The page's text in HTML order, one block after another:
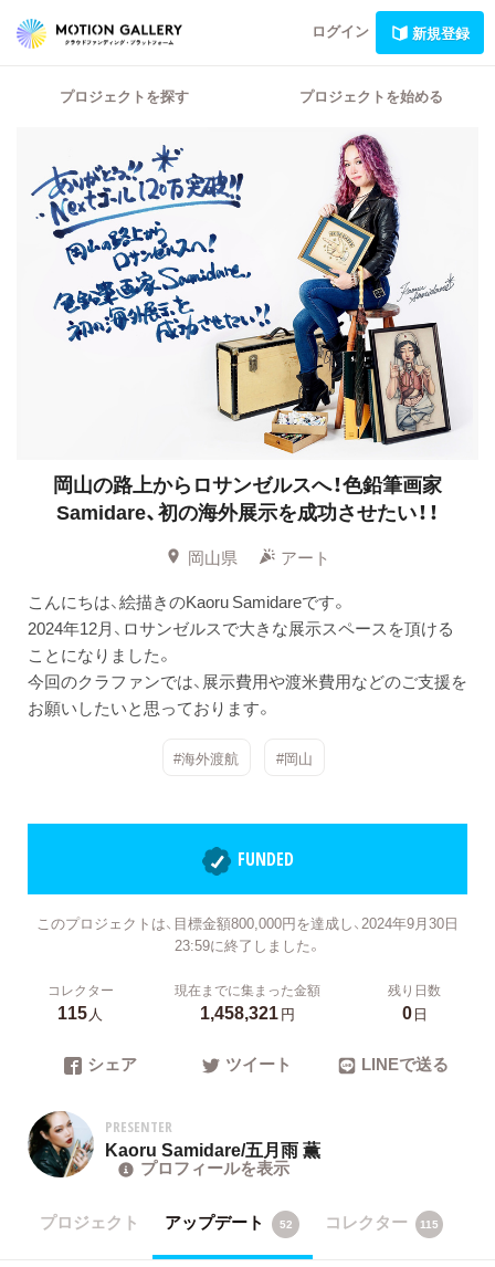
ログイン 新規登録
プロジェクトを探す プロジェクトを始める
岡山の路上からロサンゼルスへ！色鉛筆画家
Samidare、初の海外展示を成功させたい！！
岡山県
アート
こんにちは、絵描きのKaoru Samidareです。
2024年12月、ロサンゼルスで大きな展示スペースを頂ける
ことになりました。
今回のクラファンでは、展示費用や渡米費用などのご支援を
お願いしたいと思っております。
#海外渡航 #岡山
FUNDED
このプロジェクトは、目標金額800,000円を達成し、2024年9月30日
23:59に終了しました。
コレクター
115人
現在までに集まった金額
1,458,321円
残り日数
0日
シェア ツイート LINEで送る
PRESENTER
Kaoru Samidare/五月雨 薫
プロフィールを表示
プロジェクト アップデート 52 コレクター 115